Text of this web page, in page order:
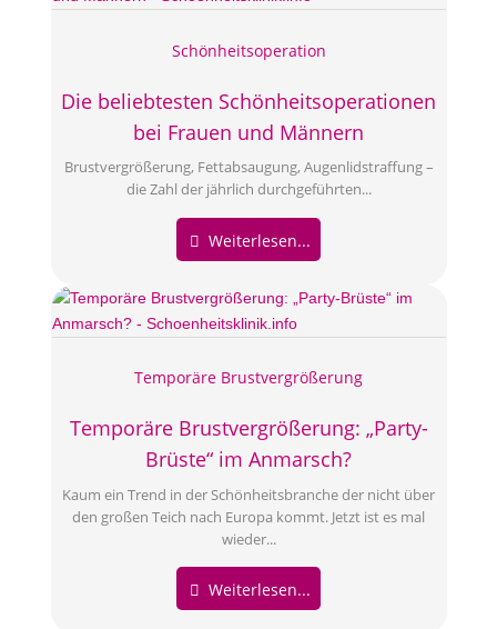
Die beliebtesten Schönheitsoperationen
bei Frauen und Männern
Schönheitsoperation
Brustvergrößerung, Fettabsaugung, Augenlidstraffung –
die Zahl der jährlich durchgeführten...
Weiterlesen...
Temporäre Brustvergrößerung: „Party-
Brüste“ im Anmarsch?
Temporäre Brustvergrößerung
Kaum ein Trend in der Schönheitsbranche der nicht über
den großen Teich nach Europa kommt. Jetzt ist es mal
wieder...
Weiterlesen...